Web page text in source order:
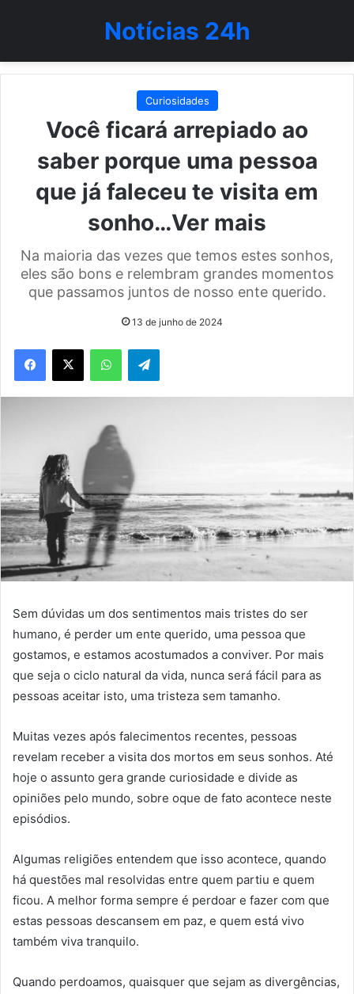
Notícias 24h
Curiosidades
Você ficará arrepiado ao
saber porque uma pessoa
que já faleceu te visita em
sonho…Ver mais
Na maioria das vezes que temos estes sonhos,
eles são bons e relembram grandes momentos
que passamos juntos de nosso ente querido.
13 de junho de 2024
WhatsAppTelegram
Sem dúvidas um dos sentimentos mais tristes do ser
humano, é perder um ente querido, uma pessoa que
gostamos, e estamos acostumados a conviver. Por mais
que seja o ciclo natural da vida, nunca será fácil para as
pessoas aceitar isto, uma tristeza sem tamanho.
Muitas vezes após falecimentos recentes, pessoas
revelam receber a visita dos mortos em seus sonhos. Até
hoje o assunto gera grande curiosidade e divide as
opiniões pelo mundo, sobre oque de fato acontece neste
episódios.
Algumas religiões entendem que isso acontece, quando
há questões mal resolvidas entre quem partiu e quem
ficou. A melhor forma sempre é perdoar e fazer com que
estas pessoas descansem em paz, e quem está vivo
também viva tranquilo.
Quando perdoamos, quaisquer que sejam as divergências,